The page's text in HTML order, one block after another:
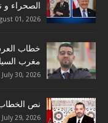
الصحراء و
01, 2026
مغرب
July 30, 2026
نص الخطاب
July 29, 2026